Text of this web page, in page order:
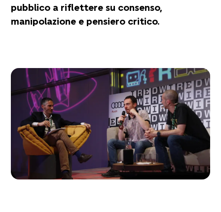
pubblico a riflettere su consenso,
manipolazione e pensiero critico.